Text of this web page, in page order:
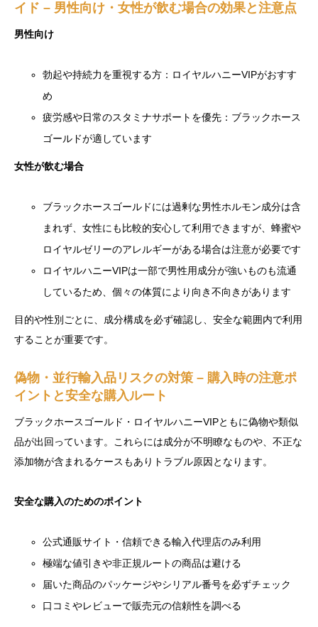
イド – 男性向け・女性が飲む場合の効果と注意点
男性向け
勃起や持続力を重視する方：ロイヤルハニーVIPがおすす
め
疲労感や日常のスタミナサポートを優先：ブラックホース
ゴールドが適しています
女性が飲む場合
ブラックホースゴールドには過剰な男性ホルモン成分は含
まれず、女性にも比較的安心して利用できますが、蜂蜜や
ロイヤルゼリーのアレルギーがある場合は注意が必要です
ロイヤルハニーVIPは一部で男性用成分が強いものも流通
しているため、個々の体質により向き不向きがあります
目的や性別ごとに、成分構成を必ず確認し、安全な範囲内で利用
することが重要です。
偽物・並行輸入品リスクの対策 – 購入時の注意ポ
イントと安全な購入ルート
ブラックホースゴールド・ロイヤルハニーVIPともに偽物や類似
品が出回っています。これらには成分が不明瞭なものや、不正な
添加物が含まれるケースもありトラブル原因となります。
安全な購入のためのポイント
公式通販サイト・信頼できる輸入代理店のみ利用
極端な値引きや非正規ルートの商品は避ける
届いた商品のパッケージやシリアル番号を必ずチェック
口コミやレビューで販売元の信頼性を調べる